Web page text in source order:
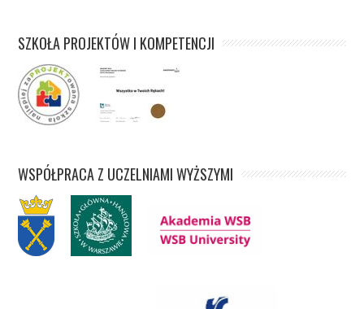
SZKOŁA PROJEKTÓW I KOMPETENCJI
WSPÓŁPRACA Z UCZELNIAMI WYŻSZYMI